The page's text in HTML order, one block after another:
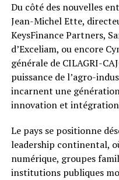
Du côté des nouvelles
Jean-Michel Ette,
KeysFinance Partners,
d’Exceliam, ou encore
générale de CILAGRI-
puissance de l’agro-
incarnent une
innovation et
Le pays se positionne
leadership continental,
numérique, groupes
institutions publiques